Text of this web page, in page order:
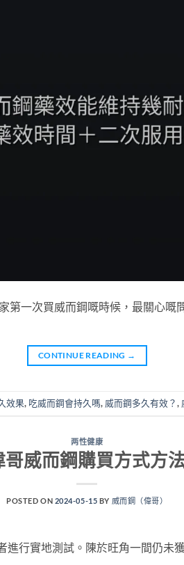
第一次買威而鋼嘅時候，最關心嘅
CONTINUE READING →
效果, 吃威而鋼會持久嗎, 威而鋼多久有效？,
两性健康
哥威而鋼購買方式方
POSTED ON 2024-05-15 BY 威而鋼（偉哥）
進行實地測試。陳於旺角一間仍未